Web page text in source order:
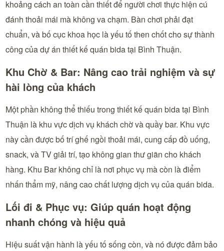
khoảng cách an toàn cần thiết để người chơi thực hiện cú
đánh thoải mái mà không va chạm. Bàn chơi phải đạt
chuẩn, và bố cục khoa học là yếu tố then chốt cho sự thành
công của dự án thiết kế quán bida tại Bình Thuận.
Khu Chờ & Bar: Nâng cao trải nghiệm và sự
hài lòng của khách
Một phần không thể thiếu trong thiết kế quán bida tại Bình
Thuận là khu vực dịch vụ khách chờ và quầy bar. Khu vực
này cần được bố trí ghế ngồi thoải mái, cung cấp đồ uống,
snack, và TV giải trí, tạo không gian thư giãn cho khách
hàng. Khu Bar không chỉ là nơi phục vụ mà còn là điểm
nhấn thẩm mỹ, nâng cao chất lượng dịch vụ của quán bida.
Lối đi & Phục vụ: Giúp quán hoạt động
nhanh chóng và hiệu quả
Hiệu suất vận hành là yếu tố sống còn, và nó được đảm bảo